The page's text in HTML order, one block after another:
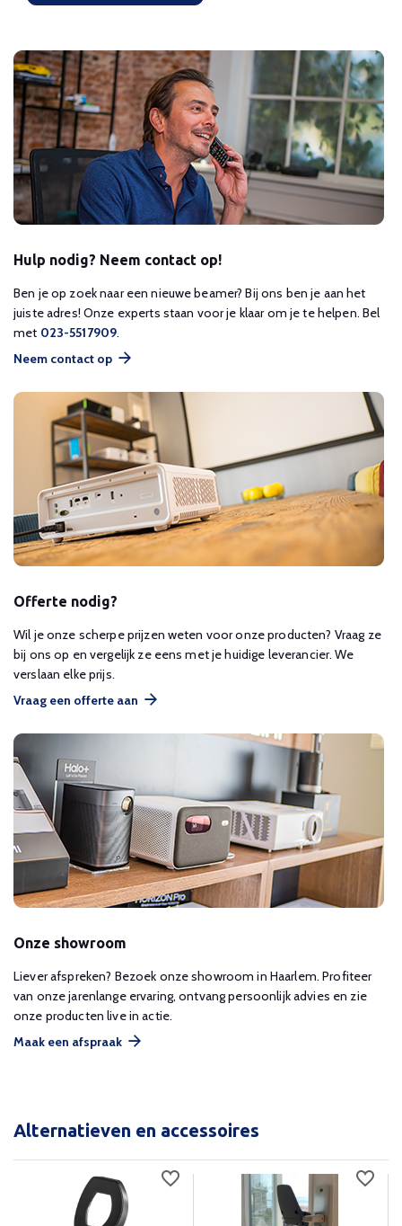
Hulp nodig? Neem contact op!
Ben je op zoek naar een nieuwe beamer? Bij ons ben je aan het
juiste adres! Onze experts staan voor je klaar om je te helpen. Bel
met 023-5517909.
Neem contact op
Offerte nodig?
Wil je onze scherpe prijzen weten voor onze producten? Vraag ze
bij ons op en vergelijk ze eens met je huidige leverancier. We
verslaan elke prijs.
Vraag een offerte aan
Onze showroom
Liever afspreken? Bezoek onze showroom in Haarlem. Profiteer
van onze jarenlange ervaring, ontvang persoonlijk advies en zie
onze producten live in actie.
Maak een afspraak
Alternatieven en accessoires